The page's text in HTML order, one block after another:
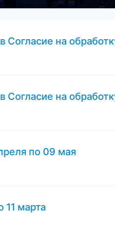
Согласие на
Согласие на
по 09 мая
11 марта